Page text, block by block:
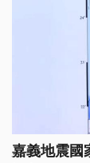
嘉義地震國